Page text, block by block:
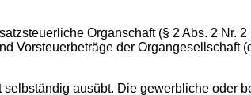
Organschaft (§ 2 Abs. 2 Nr.
Vorsteuerbeträge der Organgesellschaft
ausübt. Die gewerbliche oder